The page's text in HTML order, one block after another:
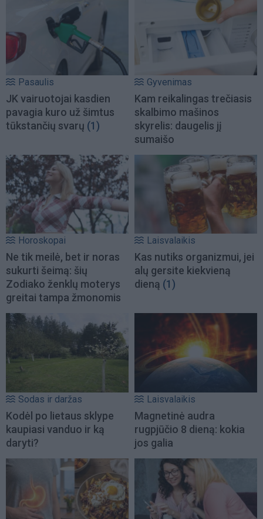
Pasaulis
JK vairuotojai kasdien
pavagia kuro už šimtus
tūkstančių svarų (1)
Gyvenimas
Kam reikalingas trečiasis
skalbimo mašinos
skyrelis: daugelis jį
sumaišo
Horoskopai
Ne tik meilė, bet ir noras
sukurti šeimą: šių
Zodiako ženklų moterys
greitai tampa žmonomis
Laisvalaikis
Kas nutiks organizmui, jei
alų gersite kiekvieną
dieną (1)
Sodas ir daržas
Kodėl po lietaus sklype
kaupiasi vanduo ir ką
daryti?
Laisvalaikis
Magnetinė audra
rugpjūčio 8 dieną: kokia
jos galia